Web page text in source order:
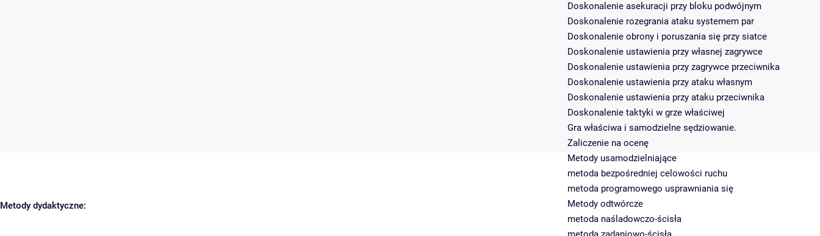
Doskonalenie asekuracji przy bloku podwójnym
Doskonalenie rozegrania ataku systemem par
Doskonalenie obrony i poruszania się przy siatce
Doskonalenie ustawienia przy własnej zagrywce
Doskonalenie ustawienia przy zagrywce przeciwnika
Doskonalenie ustawienia przy ataku własnym
Doskonalenie ustawienia przy ataku przeciwnika
Doskonalenie taktyki w grze właściwej
Gra właściwa i samodzielne sędziowanie.
Zaliczenie na ocenę
Metody dydaktyczne:
Metody usamodzielniające
metoda bezpośredniej celowości ruchu
metoda programowego usprawniania się
Metody odtwórcze
metoda naśladowczo-ścisła